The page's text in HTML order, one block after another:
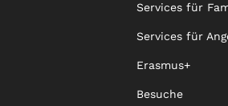
Services für
Services für
Erasmus+
Besuche